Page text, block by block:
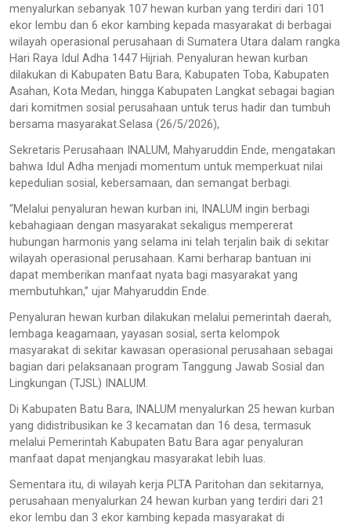
menyalurkan sebanyak 107 hewan kurban yang terdiri dari 101
ekor lembu dan 6 ekor kambing kepada masyarakat di berbagai
wilayah operasional perusahaan di Sumatera Utara dalam rangka
Hari Raya Idul Adha 1447 Hijriah. Penyaluran hewan kurban
dilakukan di Kabupaten Batu Bara, Kabupaten Toba, Kabupaten
Asahan, Kota Medan, hingga Kabupaten Langkat sebagai bagian
dari komitmen sosial perusahaan untuk terus hadir dan tumbuh
bersama masyarakat.Selasa (26/5/2026),
Sekretaris Perusahaan INALUM, Mahyaruddin Ende, mengatakan
bahwa Idul Adha menjadi momentum untuk memperkuat nilai
kepedulian sosial, kebersamaan, dan semangat berbagi.
“Melalui penyaluran hewan kurban ini, INALUM ingin berbagi
kebahagiaan dengan masyarakat sekaligus mempererat
hubungan harmonis yang selama ini telah terjalin baik di sekitar
wilayah operasional perusahaan. Kami berharap bantuan ini
dapat memberikan manfaat nyata bagi masyarakat yang
membutuhkan,” ujar Mahyaruddin Ende.
Penyaluran hewan kurban dilakukan melalui pemerintah daerah,
lembaga keagamaan, yayasan sosial, serta kelompok
masyarakat di sekitar kawasan operasional perusahaan sebagai
bagian dari pelaksanaan program Tanggung Jawab Sosial dan
Lingkungan (TJSL) INALUM.
Di Kabupaten Batu Bara, INALUM menyalurkan 25 hewan kurban
yang didistribusikan ke 3 kecamatan dan 16 desa, termasuk
melalui Pemerintah Kabupaten Batu Bara agar penyaluran
manfaat dapat menjangkau masyarakat lebih luas.
Sementara itu, di wilayah kerja PLTA Paritohan dan sekitarnya,
perusahaan menyalurkan 24 hewan kurban yang terdiri dari 21
ekor lembu dan 3 ekor kambing kepada masyarakat di